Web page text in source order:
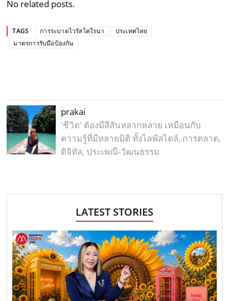
No related posts.
TAGS การระบาดไวรัสโคโรนา
ประเทศไทย
มาตรการรับมือป้องกัน
prakai
'ชีวิต' ต้องมีสีสันหลากหลาย เหมือนกับ
ความรู้ที่มีหลายมิติ ทั้งไลฟ์สไตล์, การตลาด,
ดิจิทัล, ประเพณี-วัฒนธรรม
LATEST STORIES